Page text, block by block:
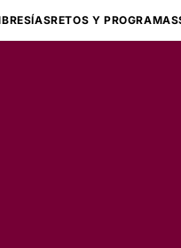
RETOS Y PROGRAMAS